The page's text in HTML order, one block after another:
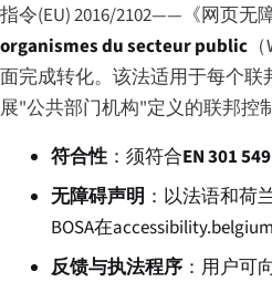
指令(EU) 2016/2102——《网页
organismes du secteur public （
面完成转化。该法适用于每个
展"公共部门机构"定义的联邦控
符合性：须符合EN 301 549
无障碍声明 ：以法语和荷
BOSA在
反馈与执法程序 ：用户可